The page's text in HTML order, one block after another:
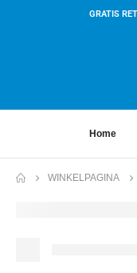
GRATIS
Home
WINKELPAGINA